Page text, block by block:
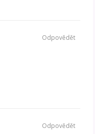
Odpovědět
Odpovědět